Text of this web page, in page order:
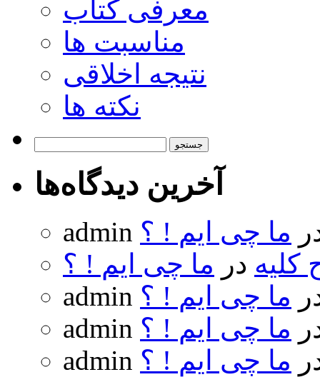
معرفی کتاب
مناسبت ها
نتیجه اخلاقی
نکته ها
آخرین دیدگاه‌ها
admin ما چی ایم ! ؟
کلیه در ما چی ایم ! ؟
admin ما چی ایم ! ؟
admin ما چی ایم ! ؟
admin ما چی ایم ! ؟